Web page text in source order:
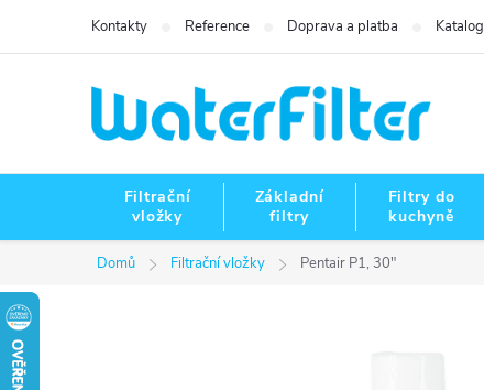
Kontakty Reference Doprava a platba Katalog
Filtrační
vložky
Základní
filtry
Filtry do
kuchyně
Domů Filtrační vložky Pentair P1, 30"